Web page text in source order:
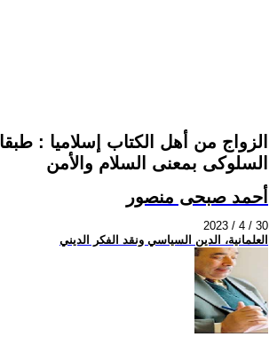
الزواج من أهل الكتاب إسلاميا :
السلوكى بمعنى السلام والأمن
أحمد صبحى منصور
2023 / 4 / 30
العلمانية، الدين السياسي ونقد الفكر الديني